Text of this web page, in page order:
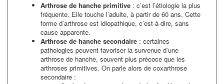
Arthrose de hanche primitive : c’est l’étiologie la plus
fréquente. Elle touche l’adulte, à partir de 60 ans. Cette
forme d’arthrose est idiopathique, c’est-à-dire, sans
cause apparente.
Arthrose de hanche secondaire : certaines
pathologies peuvent favoriser la survenue d’une
arthrose de hanche, souvent plus précoce que les
arthroses primitives. On parle alors de coxarthrose
secondaire :